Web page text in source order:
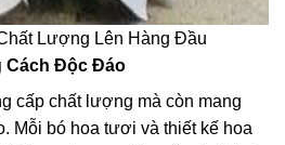
Lượng Lên Hàng Đầu
Cách Độc Đáo
cấp chất lượng mà còn mang
Mỗi bó hoa tươi và thiết kế hoa